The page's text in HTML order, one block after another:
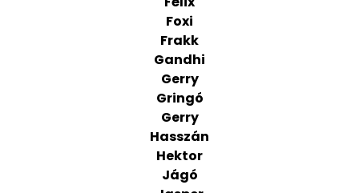
Foxi
Frakk
Gandhi
Gerry
Gringó
Gerry
Hasszán
Hektor
Jágó